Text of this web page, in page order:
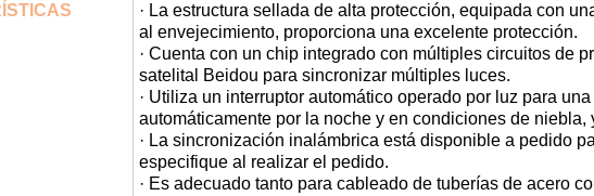
· La estructura sellada de alta protección, equipada con
al envejecimiento, proporciona una excelente protección.
· Cuenta con un chip integrado con múltiples circuitos de
satelital Beidou para sincronizar múltiples luces.
· Utiliza un interruptor automático operado por luz para
automáticamente por la noche y en condiciones de niebla,
· La sincronización inalámbrica está disponible a pedido
especifique al realizar el pedido.
· Es adecuado tanto para cableado de tuberías de acero